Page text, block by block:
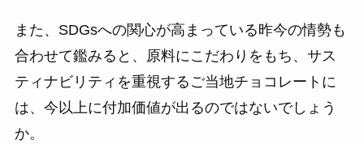
また、SDGsへの関心が高まっている昨今の情勢も
合わせて鑑みると、原料にこだわりをもち、サス
ティナビリティを重視するご当地チョコレートに
は、今以上に付加価値が出るのではないでしょう
か。